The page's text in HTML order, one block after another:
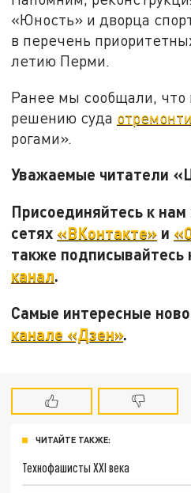
«Юность» и дворца
в перечень
летию Перми.
Ранее мы сообщали, что
решению суда
рогами».
Уважаемые читатели
Присоединяйтесь к
сетях «ВКонтакте» и
также подписывайтесь
канал.
Самые интересные
канале «Дзен».
ЧИТАЙТЕ ТАКЖЕ:
Технофашисты XXI века